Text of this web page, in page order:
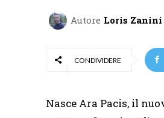
Autore Loris Zanini
CONDIVIDERE
Nasce Ara Pacis, il